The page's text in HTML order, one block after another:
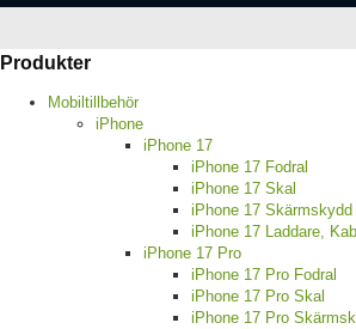
Produkter
Mobiltillbehör
iPhone
iPhone 17
iPhone 17 Fodral
iPhone 17 Skal
iPhone 17
iPhone 17 Laddare,
iPhone 17 Pro
iPhone 17 Pro Fodral
iPhone 17 Pro Skal
iPhone 17 Pro